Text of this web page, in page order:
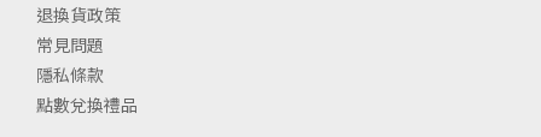
退換貨政策
常見問題
隱私條款
點數兌換禮品